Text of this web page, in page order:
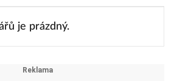
je prázdný.